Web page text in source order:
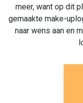
meer, want op dit
gemaakte make-
naar wens aan en